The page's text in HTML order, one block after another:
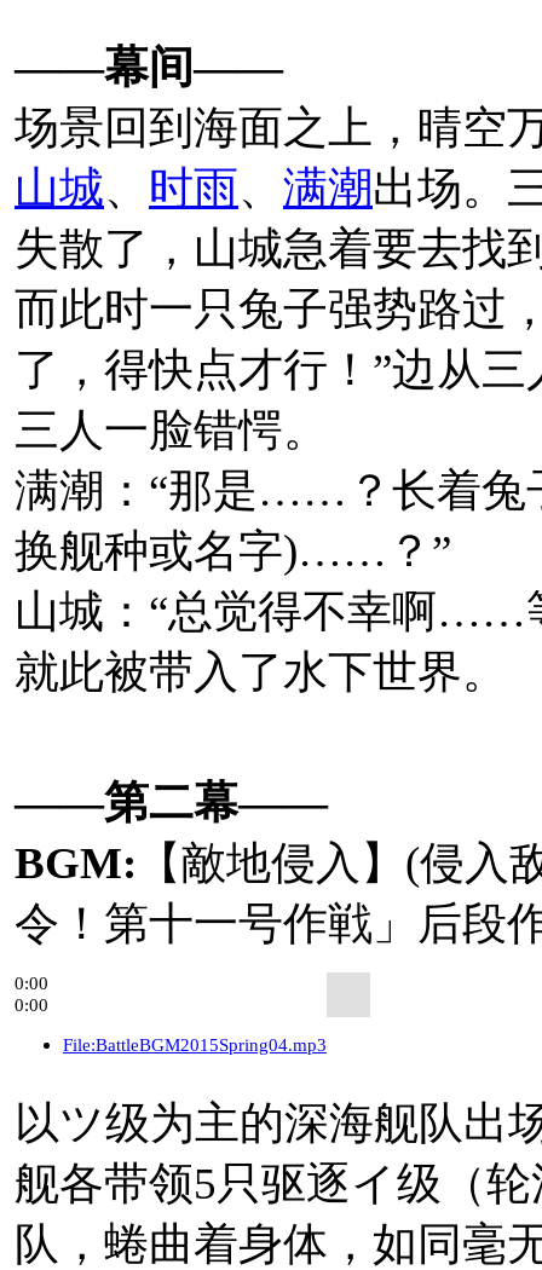
相关来源：
2019年7月20日， C2
機
文。
预定于本日(7/20)晚上
8月12日追加公演正式
演。追加公演于晚上
一般贩售延期至7/22晚
公布出演“深海磨锁鬼”
相关来源：推文① 、
2019年7月14日， C2機
“深海磨锁鬼”将由
相关来源：推文、京
2019年7月8日， C2機関
——幕间——
场景回到海面之上，晴空
山城、 时雨、 满潮出场。
失散了，山城急着要去找
而此时一只兔子强势路过
了，得快点才行！”边从
三人一脸错愕。
满潮：“那是……？长着兔
换舰种或名字)……？”
山城：“总觉得不幸啊……
就此被带入了水下世界。
——第二幕——
BGM: 【敵地侵入 】(侵入
令！第十一号作戦」
后段
0:00
0:00
File:BattleBGM2015Spring04.mp3
以ツ级为主的深海舰队出
舰各带领5只驱逐イ级（
队，蜷曲着身体，如同毫